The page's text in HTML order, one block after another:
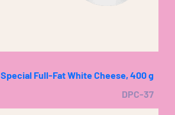
Special Full-Fat White Cheese, 400 g
DPC-37